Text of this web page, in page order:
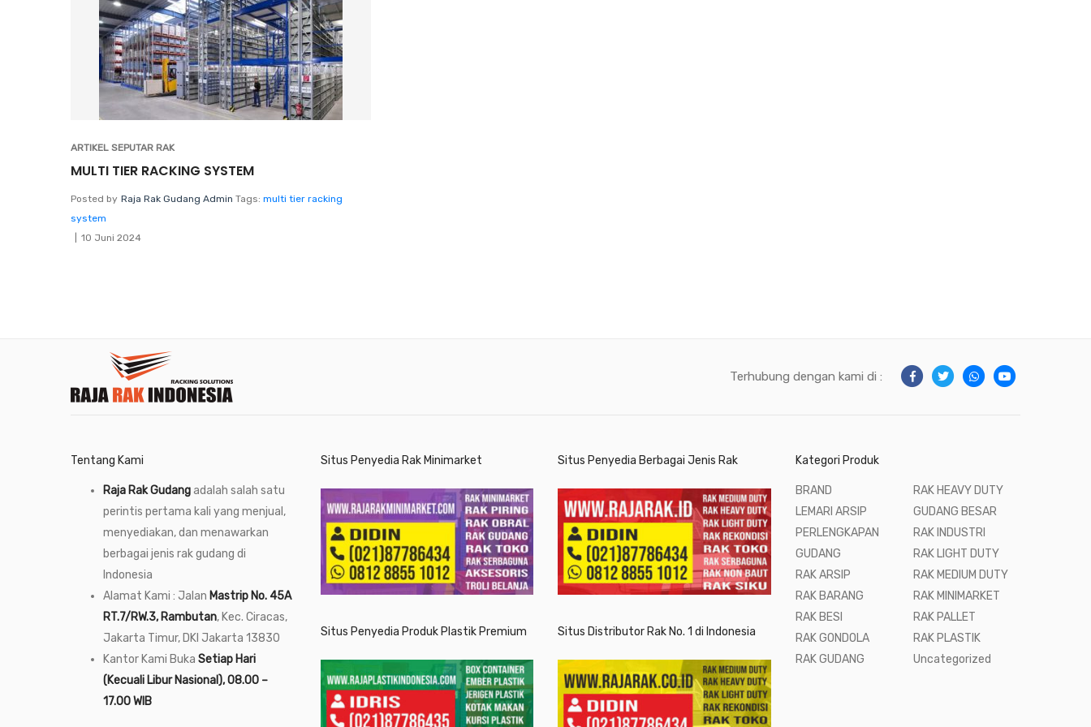
ARTIKEL SEPUTAR RAK
MULTI TIER RACKING SYSTEM
Posted by Raja Rak Gudang Admin Tags: multi tier racking
system
10 Juni 2024
Terhubung dengan kami di :
Tentang Kami
Raja Rak Gudangadalah salah satu
perintis pertama kali yang menjual,
menyediakan, dan menawarkan
berbagai jenis rak gudang di
Indonesia
Alamat Kami : Jalan Mastrip No. 45A
RT.7/RW.3, Rambutan, Kec. Ciracas,
Jakarta Timur, DKI Jakarta 13830
Kantor Kami Buka Setiap Hari
(Kecuali Libur Nasional), 08.00 –
17.00 WIB
Situs Penyedia Rak Minimarket
Situs Penyedia Produk Plastik Premium
Situs Penyedia Berbagai Jenis Rak
Situs Distributor Rak No. 1 di Indonesia
Kategori Produk
BRAND
LEMARI ARSIP
PERLENGKAPAN
GUDANG
RAK ARSIP
RAK BARANG
RAK BESI
RAK GONDOLA
RAK GUDANG
RAK HEAVY DUTY
GUDANG BESAR
RAK INDUSTRI
RAK LIGHT DUTY
RAK MEDIUM DUTY
RAK MINIMARKET
RAK PALLET
RAK PLASTIK
Uncategorized